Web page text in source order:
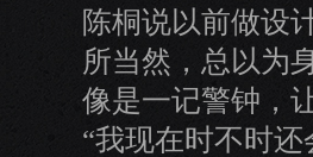
陈桐说以前做设
所当然，总以为
像是一记警钟，
“我现在时不时